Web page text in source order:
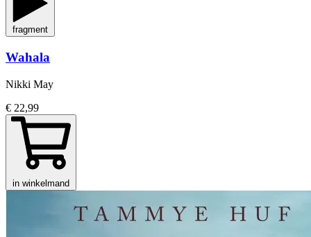
fragment
Wahala
Nikki May
€ 22,99
in winkelmand